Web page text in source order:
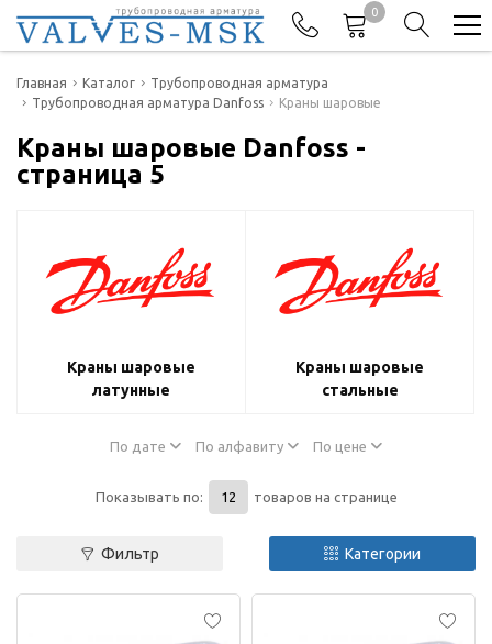
0
Телефоны
Отдел продаж
Главная Каталог
Трубопроводная арматура
Трубопроводная арматура Danfoss
Краны шаровые
Краны шаровые Danfoss -
страница 5
Краны шаровые
латунные
Краны шаровые
стальные
По дате По алфавиту По цене
Показывать по: товаров на странице
Фильтр Категории